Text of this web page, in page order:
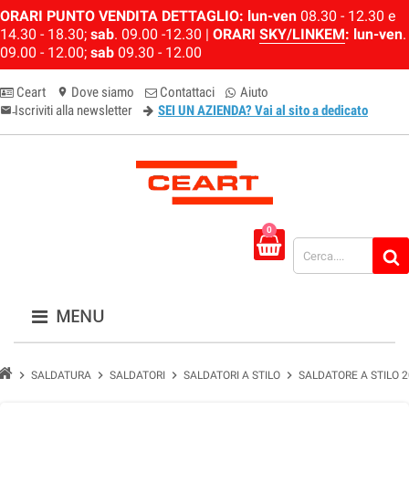
ORARI PUNTO VENDITA DETTAGLIO: lun-ven 08.30 - 12.30 e
14.30 - 18.30; sab. 09.00 -12.30 | ORARI SKY/LINKEM: lun-ven.
09.00 - 12.00; sab 09.30 - 12.00
Ceart location_on Dove siamo Contattaci Aiuto
email-newsletter
Iscriviti alla newsletter SEI UN AZIENDA? Vai al sito a dedicato
0
MENU
chevron_right SALDATURA chevron_right SALDATORI chevron_right SALDATORI A STILO chevron_right SALDATORE A STILO